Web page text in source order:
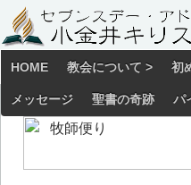
HOME 教会について > 初
メッセージ 聖書の奇跡 パ